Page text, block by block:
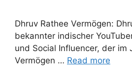
Dhruv Rathee Vermögen:
bekannter indischer
und Social Influencer, der im
Vermögen … Read more